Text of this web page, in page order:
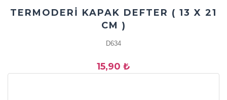
TERMODERİ KAPAK DEFTER ( 13 X 21
CM )
D634
15,90 ₺